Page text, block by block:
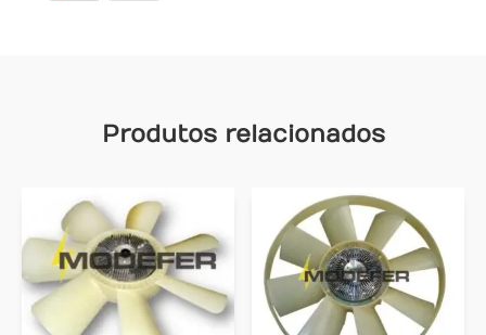
Produtos relacionados